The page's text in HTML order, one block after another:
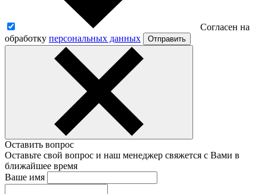
Согласен на
обработку персональных данных Отправить
Оставить вопрос
Оставьте свой вопрос и наш менеджер свяжется с Вами в
ближайшее время
Ваше имя